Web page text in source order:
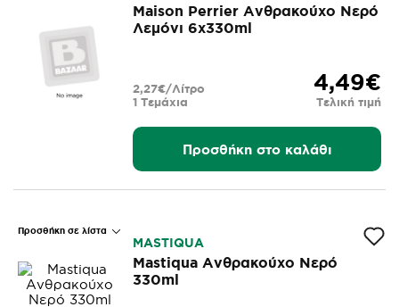
Maison Perrier Ανθρακούχο Νερό
Λεμόνι 6x330ml
4,49€
Τελική τιμή
1 Τεμάχια
2,27€/Λίτρο
Προσθήκη στο καλάθι
Προσθήκη σε λίστα
MASTIQUA
Mastiqua Ανθρακούχο Νερό
330ml